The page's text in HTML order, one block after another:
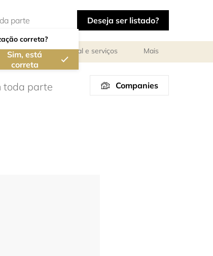
correta?
Sim, está
correta
Deseja ser listado?
Reuniões de pessoal e serviços Mais
Companies